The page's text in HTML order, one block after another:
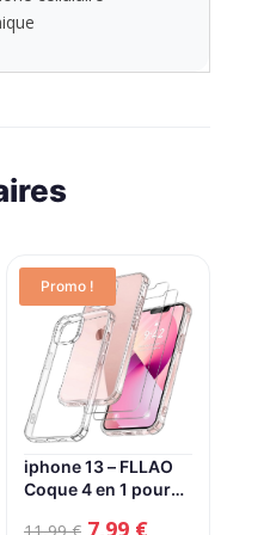
Promo !
iphone 13 – FLLAO
Coque 4 en 1 pour
11,99€ Le
7,99 €Le